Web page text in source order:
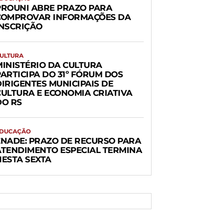
ABRE PRAZO PARA
INFORMAÇÕES DA
DA CULTURA
DO 31º FÓRUM DOS
MUNICIPAIS DE
E ECONOMIA CRIATIVA
RS
PRAZO DE RECURSO PARA
ESPECIAL TERMINA
SEXTA